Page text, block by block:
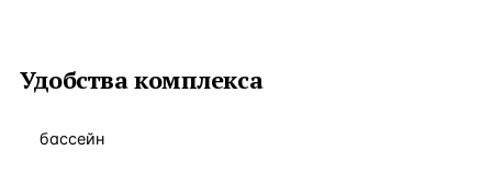
Удобства комплекса
бассейн